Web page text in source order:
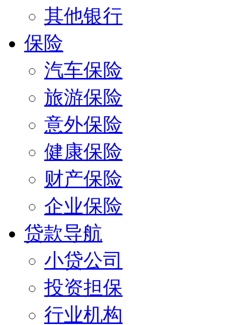
其他银行
保险
汽车保险
旅游保险
意外保险
健康保险
财产保险
企业保险
贷款导航
小贷公司
投资担保
行业机构